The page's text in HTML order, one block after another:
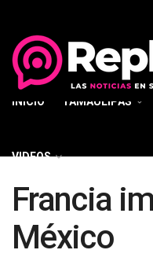
INICIO TAMAULIPAS
VIDEOS
Francia
México